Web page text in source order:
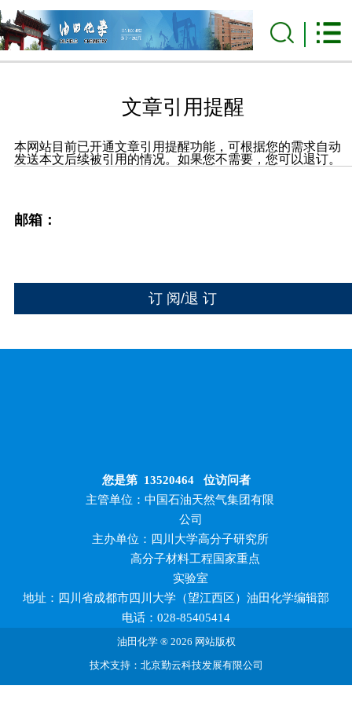
文章引用提醒
本网站目前已开通文章引用提醒功能，可根据您的需求自动
发送本文后续被引用的情况。如果您不需要，您可以退订。
邮箱：
您是第 13520464位访问者
主管单位：中国石油天然气集团有限
公司
主办单位：四川大学高分子研究所
高分子材料工程国家重点
实验室
地址：四川省成都市四川大学（望江西区）油田化学编辑部
电话：028-85405414
油田化学 ® 2026 网站版权
技术支持：北京勤云科技发展有限公司